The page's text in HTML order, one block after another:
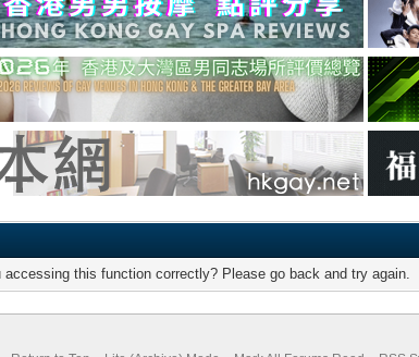
this function correctly? Please go back and try again.